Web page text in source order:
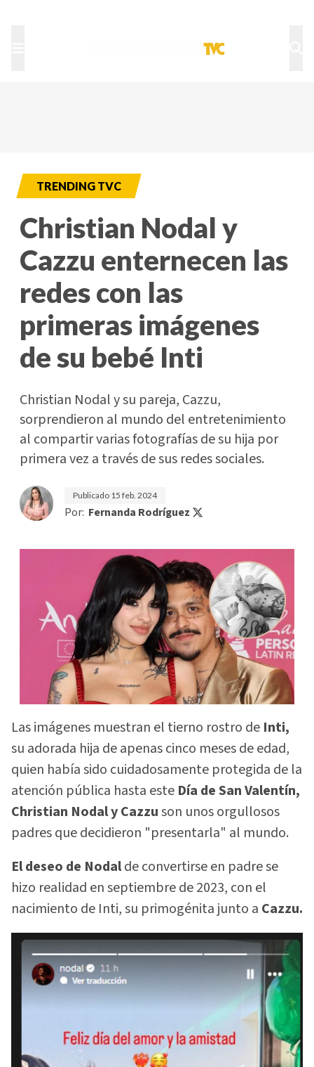
TRENDING TVC
Christian Nodal y
Cazzu enternecen las
redes con las
primeras imágenes
de su bebé Inti
Christian Nodal y su pareja, Cazzu,
sorprendieron al mundo del entretenimiento
al compartir varias fotografías de su hija por
primera vez a través de sus redes sociales.
Publicado 15 feb. 2024
Por: Fernanda Rodríguez
Las imágenes muestran el tierno rostro de Inti,
su adorada hija de apenas cinco meses de edad,
quien había sido cuidadosamente protegida de la
atención pública hasta este Día de San Valentín,
Christian Nodal y Cazzuson unos orgullosos
padres que decidieron "presentarla" al mundo.
El deseo de Nodalde convertirse en padre se
hizo realidad en septiembre de 2023, con el
nacimiento de Inti, su primogénita junto a Cazzu.